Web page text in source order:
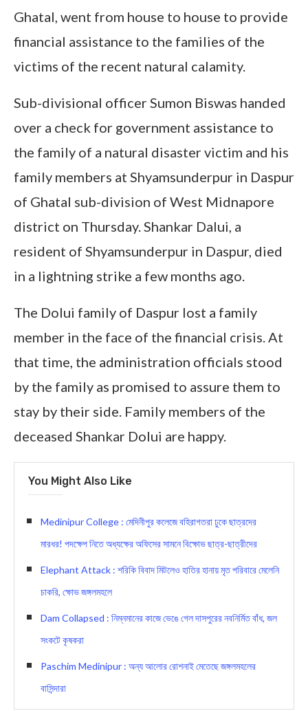
Ghatal, went from house to house to provide
financial assistance to the families of the
victims of the recent natural calamity.
Sub-divisional officer Sumon Biswas handed
over a check for government assistance to
the family of a natural disaster victim and his
family members at Shyamsunderpur in Daspur
of Ghatal sub-division of West Midnapore
district on Thursday. Shankar Dalui, a
resident of Shyamsunderpur in Daspur, died
in a lightning strike a few months ago.
The Dolui family of Daspur lost a family
member in the face of the financial crisis. At
that time, the administration officials stood
by the family as promised to assure them to
stay by their side. Family members of the
deceased Shankar Dolui are happy.
You Might Also Like
Medinipur College : মেদিনীপুর কলেজে বহিরাগতরা ঢুকে ছাত্রদের
মারধর! পদক্ষেপ নিতে অধ্যক্ষের অফিসের সামনে বিক্ষোভ ছাত্র-ছাত্রীদের
Elephant Attack : শরিকি বিবাদ মিটলেও হাতির হানায় মৃত পরিবারে মেলেনি
চাকরি, ক্ষোভ জঙ্গলমহলে
Dam Collapsed : নিম্নমানের কাজে ভেঙে গেল দাসপুরের নবনির্মিত বাঁধ, জল
সংকটে কৃষকরা
Paschim Medinipur : অন্য আলোর রোশনাই মেতেছে জঙ্গলমহলের
বাসিন্দারা